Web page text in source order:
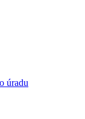
úradu